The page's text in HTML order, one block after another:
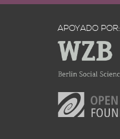
APOYADO POR: